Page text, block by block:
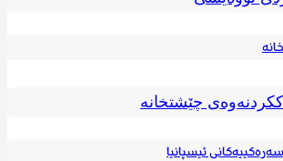
چێشتخانە